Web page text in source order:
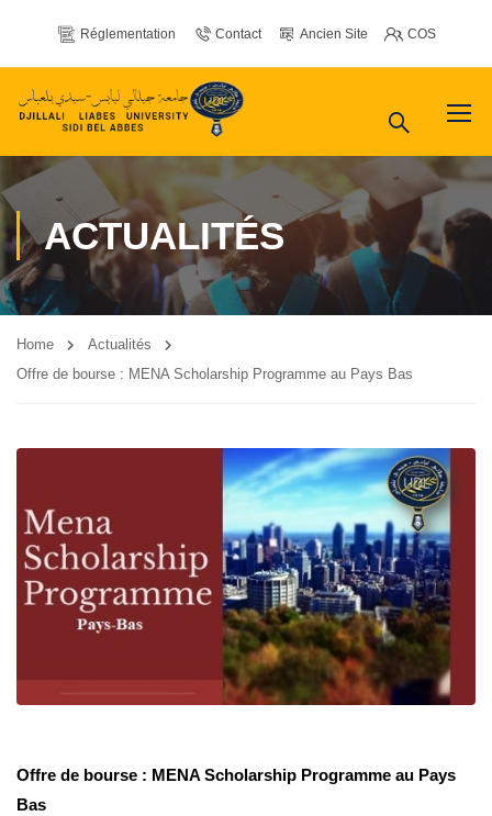
Réglementation Contact Ancien Site COS
ACTUALITÉS
Home
Actualités
Offre de bourse : MENA Scholarship Programme au Pays Bas
Offre de bourse : MENA Scholarship Programme au Pays
Bas